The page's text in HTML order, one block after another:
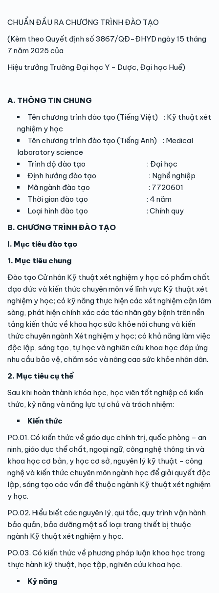
CHUẨN ĐẦU RA CHƯƠNG TRÌNH ĐÀO TẠO
(Kèm theo Quyết định số 3867/QĐ-ĐHYD ngày 15 tháng
7 năm 2025 của
Hiệu trưởng Trường Đại học Y - Dược, Đại học Huế)
A. THÔNG TIN CHUNG
Tên chương trình đào tạo (Tiếng Việt) : Kỹ thuật xét
nghiệm y học
Tên chương trình đào tạo (Tiếng Anh) : Medical
laboratory science
Trình độ đào tạo : Đại học
Định hướng đào tạo : Nghề nghiệp
Mã ngành đào tạo : 7720601
Thời gian đào tạo : 4 năm
Loại hình đào tạo : Chính quy
B. CHƯƠNG TRÌNH ĐÀO TẠO
I. Mục tiêu đào tạo
1. Mục tiêu chung
Đào tạo Cử nhân Kỹ thuật xét nghiệm y học có phẩm chất
đạo đức và kiến thức chuyên môn về lĩnh vực Kỹ thuật xét
nghiệm y học; có kỹ năng thực hiện các xét nghiệm cận lâm
sàng, phát hiện chính xác các tác nhân gây bệnh trên nền
tảng kiến thức về khoa học sức khỏe nói chung và kiến
thức chuyên ngành Xét nghiệm y học; có khả năng làm việc
độc lập, sáng tạo, tự học và nghiên cứu khoa học đáp ứng
nhu cầu bảo vệ, chăm sóc và nâng cao sức khỏe nhân dân.
2. Mục tiêu cụ thể
Sau khi hoàn thành khóa học, học viên tốt nghiệp có kiến
thức, kỹ năng và năng lực tự chủ và trách nhiệm:
Kiến thức
PO.01. Có kiến thức về giáo dục chính trị, quốc phòng – an
ninh, giáo dục thể chất, ngoại ngữ, công nghệ thông tin và
khoa học cơ bản, y học cơ sở, nguyên lý kỹ thuật - công
nghệ và kiến thức chuyên môn ngành học để giải quyết độc
lập, sáng tạo các vấn đề thuộc ngành Kỹ thuật xét nghiệm
y học.
PO.02. Hiểu biết các nguyên lý, qui tắc, quy trình vận hành,
bảo quản, bảo dưỡng một số loại trang thiết bị thuộc
ngành Kỹ thuật xét nghiệm y học.
PO.03. Có kiến thức về phương pháp luận khoa học trong
thực hành kỹ thuật, học tập, nghiên cứu khoa học.
Kỹ năng